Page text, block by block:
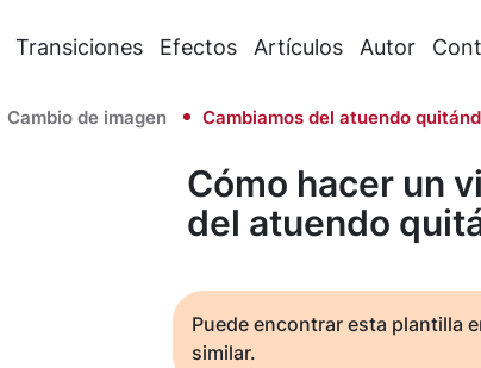
Transiciones Efectos Artículos Autor
Cambio de imagen Cambiamos del atuendo
Cómo hacer un
del atuendo
Puede encontrar esta plantilla
similar.